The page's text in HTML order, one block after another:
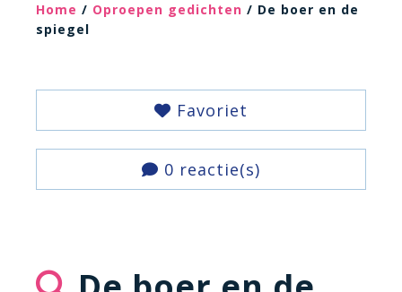
Home / Oproepen gedichten / De boer en de
spiegel
Favoriet
0 reactie(s)